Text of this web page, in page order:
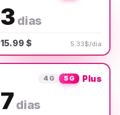
3 dias
15.99 $ 5.33$/dia
4G 5G Plus
7 dias